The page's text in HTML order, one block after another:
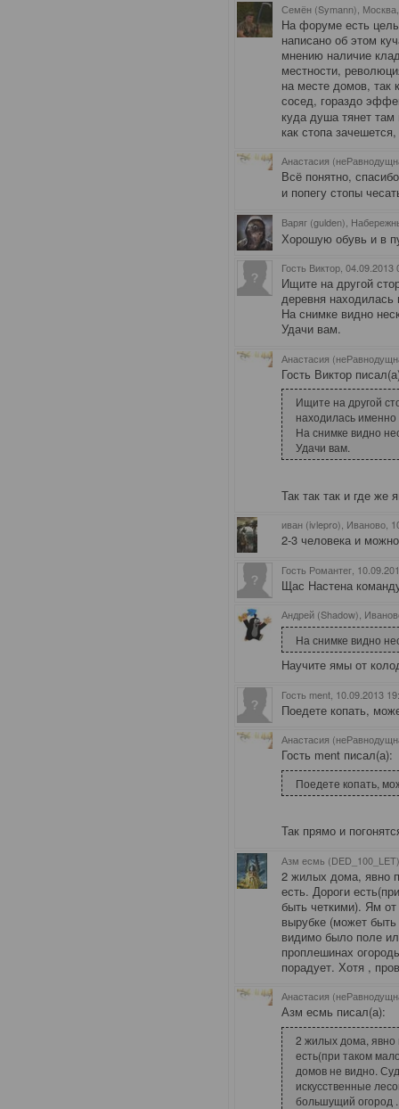
Семён (Symann), Москва
На форуме есть
написано об этом
мнению наличие
местности,
на месте домов, так
сосед, гораздо
куда душа тянет там
как стопа
Анастасия
Всё понятно,
и попегу стопы
Варяг (gulden),
Хорошую обувь и в
Гость Виктор, 04.09.2013
Ищите на другой
деревня
На снимке видно
Удачи вам.
Анастасия
Гость Виктор
Ищите на другой
находилась
На снимке видно
Удачи вам.
Так так так и где же
иван (ivlepro), Иваново,
2-3 человека и
Гость Романтег ,
Щас Настена
Андрей (Shadow),
На снимке видно
Научите ямы от
Гость ment , 10.09.2013
Поедете копать,
Анастасия
Гость ment писал(а):
Поедете копать,
Так прямо и
Азм есмь
2 жилых дома, явно
есть. Дороги
быть четкими). Ям
вырубке (может
видимо было поле
проплешинах
порадует. Хотя ,
Анастасия
Азм есмь писал(а):
2 жилых дома, явно
есть(при таком
домов не видно.
искусственные
большущий огород .